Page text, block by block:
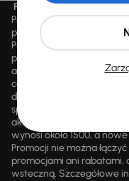
Promocja „Letnie
Promocja „Letnie
placówkach Autocentrum
Promocja polega na
przecenionych,
aaaauto.pl/promocja, ze
cenie. Zniżka jest
danego pojazdu z 30 dni
sprzedaży. Liczba
aktualizowana na
wynosi około 1500, a
Promocji nie można
promocjami ani rabatami,
wsteczną. Szczegółowe